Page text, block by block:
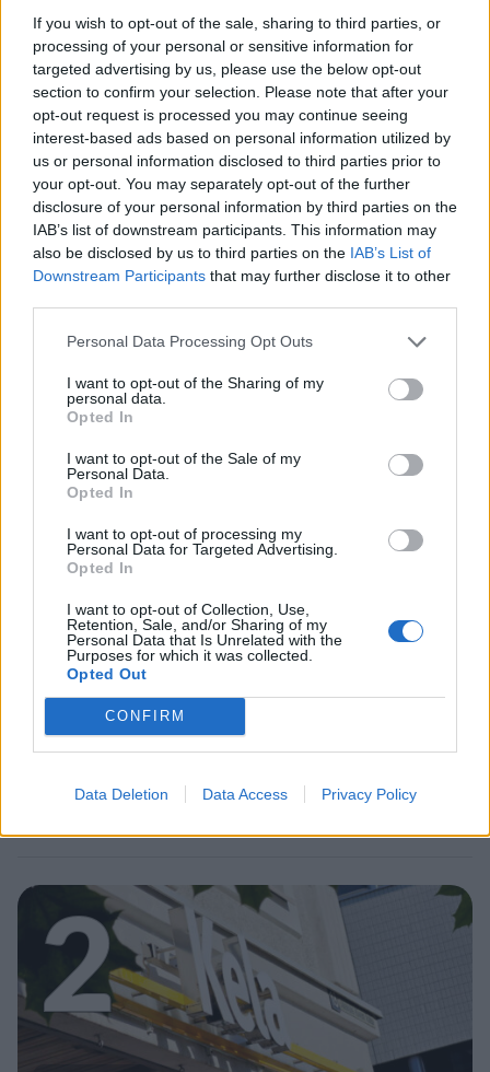
If you wish to opt-out of the sale, sharing to third parties, or
processing of your personal or sensitive information for
targeted advertising by us, please use the below opt-out
section to confirm your selection. Please note that after your
opt-out request is processed you may continue seeing
interest-based ads based on personal information utilized by
us or personal information disclosed to third parties prior to
your opt-out. You may separately opt-out of the further
disclosure of your personal information by third parties on the
IAB’s list of downstream participants. This information may
also be disclosed by us to third parties on the IAB’s List of
Downstream Participants that may further disclose it to other
Personal Data Processing Opt Outs
I want to opt-out of the Sharing of my
personal data.
Opted In
I want to opt-out of the Sale of my
Personal Data.
Opted In
I want to opt-out of processing my
Personal Data for Targeted Advertising.
Opted In
I want to opt-out of Collection, Use,
Retention, Sale, and/or Sharing of my
Personal Data that Is Unrelated with the
Purposes for which it was collected.
Opted Out
CONFIRM
Data Deletion Data Access Privacy Policy
1
MATKAILU
Maailman eniten matkustaneet
valitsivat suosikkikohteensa –
yllättävä voittaja
2